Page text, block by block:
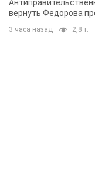
вернуть Федорова
3 часа назад 2,8 т.